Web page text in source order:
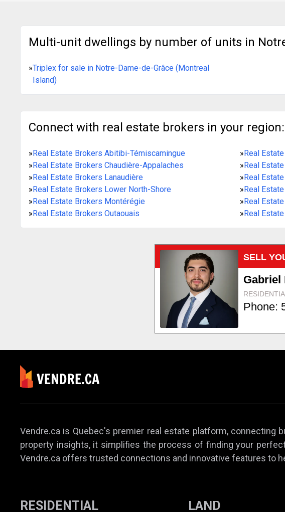
Multi-unit dwellings by number of units in
»Triplex for sale in Notre-Dame-de-Grâce (Montreal
Island)
Connect with real estate brokers in your region:
» Real Estate Brokers Abitibi-Témiscamingue » Real
» Real Estate Brokers Chaudière-Appalaches » Real
» Real Estate Brokers Lanaudière » Real
» Real Estate Brokers Lower North-Shore » Real
» Real Estate Brokers Montérégie » Real
» Real Estate Brokers Outaouais » Real
Vendre.ca is Quebec's premier real estate platform, connecting
property insights, it simplifies the process of finding your
Vendre.ca offers trusted connections and innovative features to
RESIDENTIAL LAND